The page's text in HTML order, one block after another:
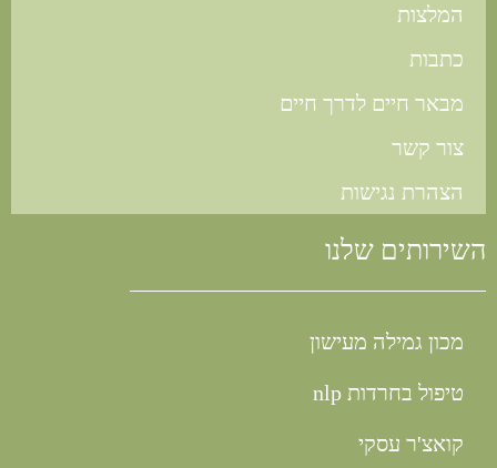
המלצות
כתבות
מבאר חיים לדרך חיים
צור קשר
הצהרת נגישות
השירותים שלנו
מכון גמילה מעישון
טיפול בחרדות nlp
קואצ'ר עסקי